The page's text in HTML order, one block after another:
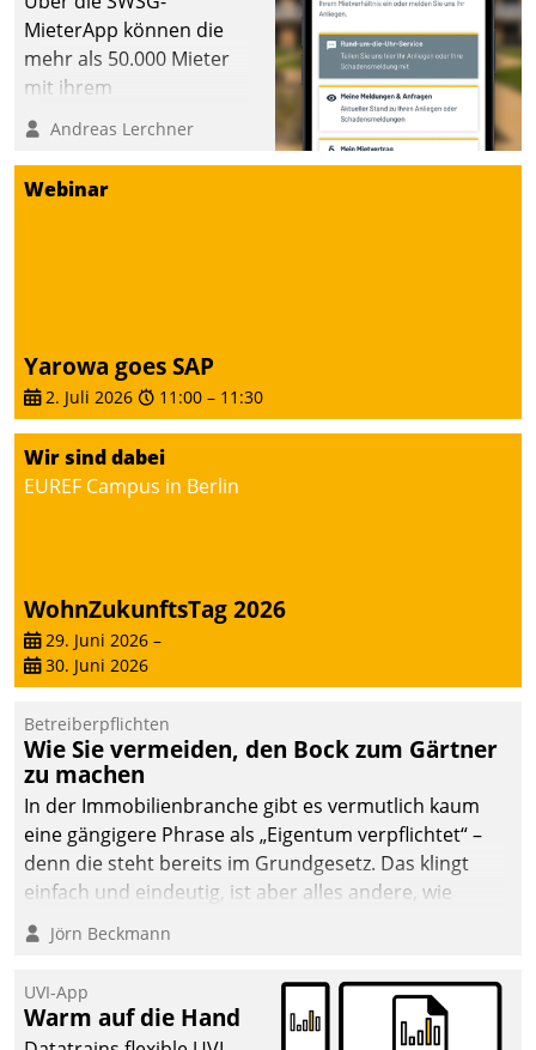
MieterApp können die
mehr als 50.000 Mieter
mit ihrem
Wohnungsunternehmen
kommunizieren, auf dem
Laufenden bleiben, Daten
einsehen und ändern
Andreas Lerchner
Webinar
Yarowa goes SAP
2. Juli 2026 11:00 – 11:30
Wir sind dabei
EUREF Campus in Berlin
WohnZukunftsTag 2026
29. Juni 2026 –
30. Juni 2026
Betreiberpflichten
Wie Sie vermeiden, den Bock zum Gärtner
zu machen
In der Immobilienbranche gibt es vermutlich kaum
eine gängigere Phrase als „Eigentum verpflichtet“ –
denn die steht bereits im Grundgesetz. Das klingt
einfach und eindeutig, ist aber alles andere, wie
Branchenbeschäftigte wissen. Denn mit der
Verantwortung folgen Verpflichtungen.
Jörn Beckmann
UVI-App
Warm auf die Hand